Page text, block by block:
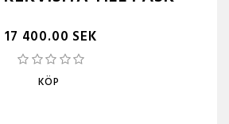
17 400.00 SEK
KÖP